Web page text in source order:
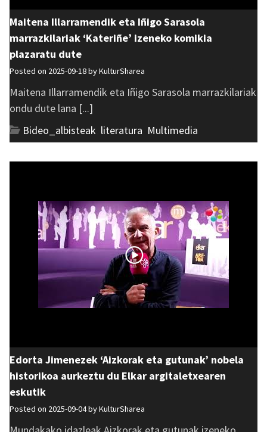
Maitena Illarramendik eta Iñigo Sarasola
marrazkilariak ‘Kateriñe’ izeneko komikia
plazaratu dute
Posted on 2025-09-18 byKulturSharea
Maitena Illarramendik eta Iñigo Sarasola marrazkilariak
ondu dute lana [...]
Bideo_albisteak literatura Multimedia
Edorta Jimenezek ‘Aizkorak eta gutunak’ nobela
historikoa aurkeztu du Elkar argitaletxearen
eskutik
Posted on 2025-09-04 byKulturSharea